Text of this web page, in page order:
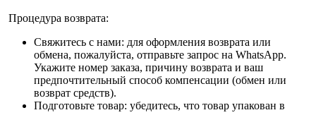
Процедура возврата:
Свяжитесь с нами: для оформления возврата или
обмена, пожалуйста, отправьте запрос на WhatsApp.
Укажите номер заказа, причину возврата и ваш
предпочтительный способ компенсации (обмен или
возврат средств).
Подготовьте товар: убедитесь, что товар упакован в